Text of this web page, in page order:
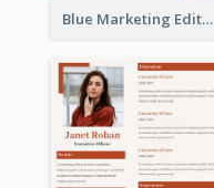
Blue Marketing Editor Resume